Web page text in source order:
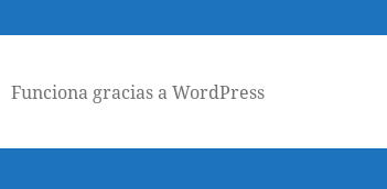
Funciona gracias a WordPress